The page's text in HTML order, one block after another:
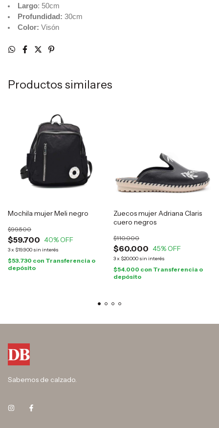
Largo: 50cm
Profundidad: 30cm
Color: Visón
Productos similares
Mochila mujer Meli negro
$59.700
$99.500
40% OFF
3x $19.900 sin interés
$53.730 con Transferencia o
depósito
Zuecos mujer Adriana Claris
cuero negros
$60.000
$110.000
45% OFF
3x $20.000 sin interés
$54.000 con Transferencia o
depósito
Sabemos de calzado.